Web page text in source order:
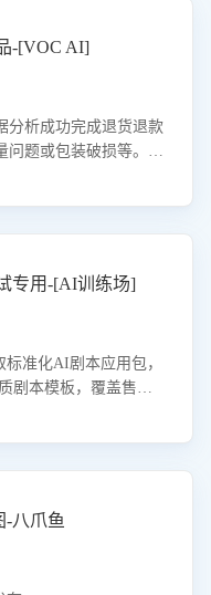
-[VOC AI]
分析成功完成退货退款
问题或包装破损等。结
专用-[AI训练场]
准化AI剧本应用包，
剧本模板，覆盖售前
服训练
-八爪鱼